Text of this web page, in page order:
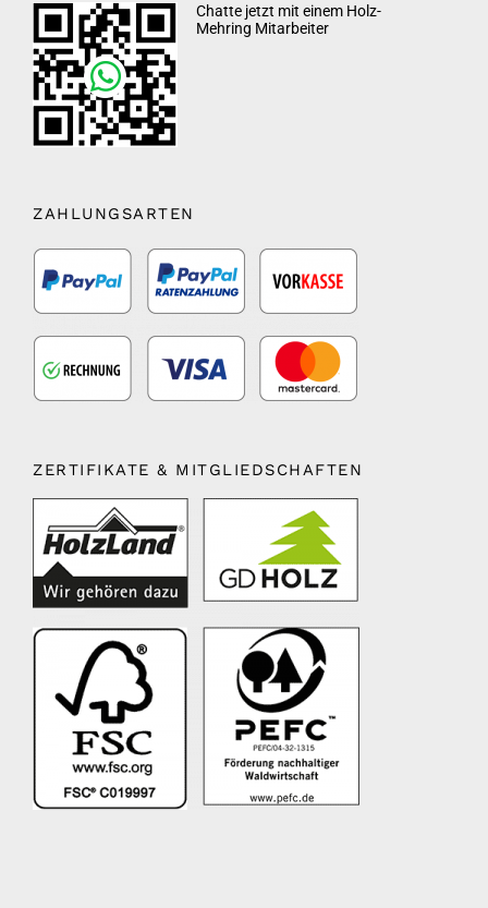
Chatte jetzt mit einem Holz-
Mehring Mitarbeiter
ZAHLUNGSARTEN
ZERTIFIKATE & MITGLIEDSCHAFTEN